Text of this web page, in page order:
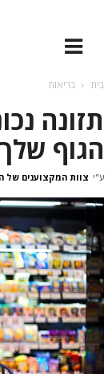
בית בריאות
תזונה
הגוף
ע"י צוות המקצוענים של